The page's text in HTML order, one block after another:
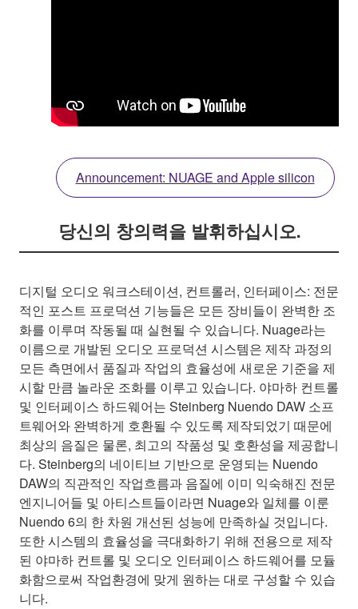
Announcement: NUAGE and Apple silicon
당신의 창의력을 발휘하십시오.
디지털 오디오 워크스테이션, 컨트롤러, 인터페이스: 전문
적인 포스트 프로덕션 기능들은 모든 장비들이 완벽한 조
화를 이루며 작동될 때 실현될 수 있습니다. Nuage라는
이름으로 개발된 오디오 프로덕션 시스템은 제작 과정의
모든 측면에서 품질과 작업의 효율성에 새로운 기준을 제
시할 만큼 놀라운 조화를 이루고 있습니다. 야마하 컨트롤
및 인터페이스 하드웨어는 Steinberg Nuendo DAW 소프
트웨어와 완벽하게 호환될 수 있도록 제작되었기 때문에
최상의 음질은 물론, 최고의 작품성 및 호환성을 제공합니
다. Steinberg의 네이티브 기반으로 운영되는 Nuendo
DAW의 직관적인 작업흐름과 음질에 이미 익숙해진 전문
엔지니어들 및 아티스트들이라면 Nuage와 일체를 이룬
Nuendo 6의 한 차원 개선된 성능에 만족하실 것입니다.
또한 시스템의 효율성을 극대화하기 위해 전용으로 제작
된 야마하 컨트롤 및 오디오 인터페이스 하드웨어를 모듈
화함으로써 작업환경에 맞게 원하는 대로 구성할 수 있습
니다.